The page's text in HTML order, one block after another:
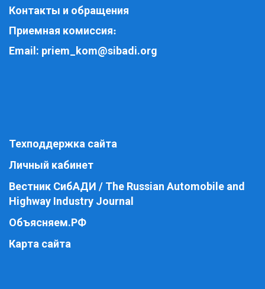
Контакты и обращения
Приемная комиссия:
Email: priem_kom@sibadi.org
Техподдержка сайта
Личный кабинет
Вестник СибАДИ / The Russian Automobile and
Highway Industry Journal
Объясняем.РФ
Карта сайта